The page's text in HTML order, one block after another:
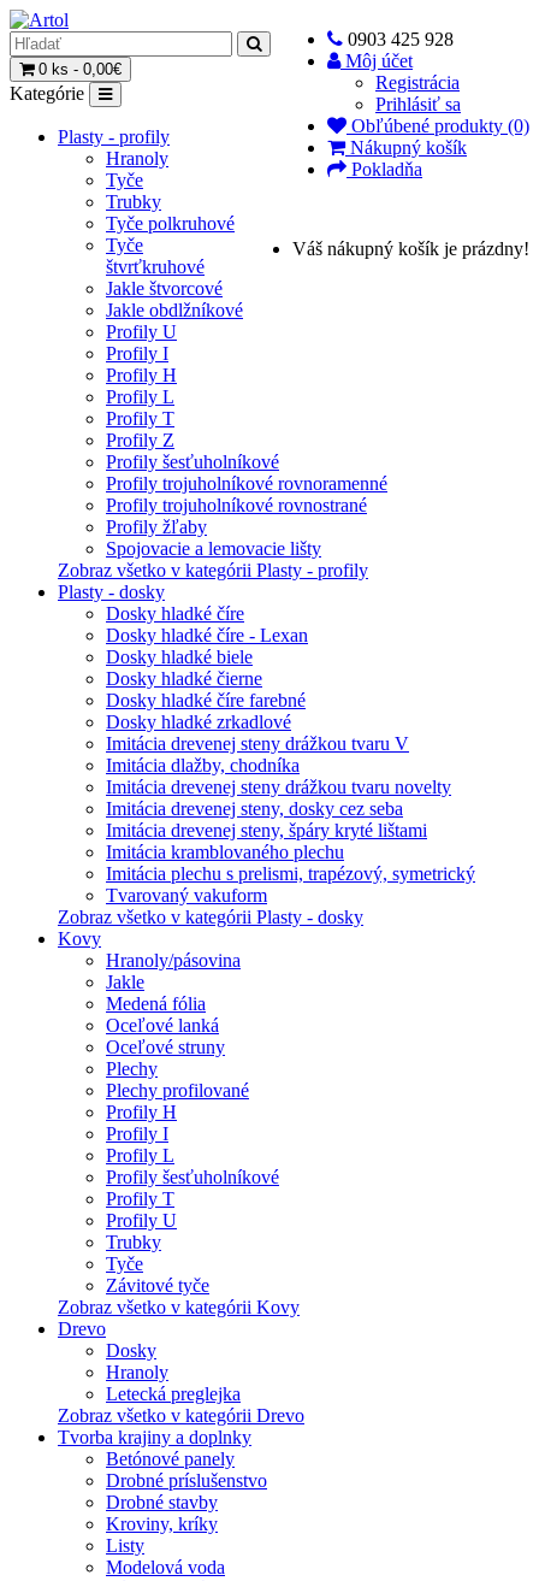
0903 425 928
Môj účet
Registrácia
Prihlásiť sa
Obľúbené produkty (0)
Nákupný košík
Pokladňa
0 ks - 0,00€
Váš nákupný košík je prázdny!
Kategórie
Plasty - profily
Hranoly
Tyče
Trubky
Tyče polkruhové
Tyče
štvrťkruhové
Jakle štvorcové
Jakle obdlžníkové
Profily U
Profily I
Profily H
Profily L
Profily T
Profily Z
Profily šesťuholníkové
Profily trojuholníkové rovnoramenné
Profily trojuholníkové rovnostrané
Profily žľaby
Spojovacie a lemovacie lišty
Zobraz všetko v kategórii Plasty - profily
Plasty - dosky
Dosky hladké číre
Dosky hladké číre - Lexan
Dosky hladké biele
Dosky hladké čierne
Dosky hladké číre farebné
Dosky hladké zrkadlové
Imitácia drevenej steny drážkou tvaru V
Imitácia dlažby, chodníka
Imitácia drevenej steny drážkou tvaru novelty
Imitácia drevenej steny, dosky cez seba
Imitácia drevenej steny, špáry kryté lištami
Imitácia kramblovaného plechu
Imitácia plechu s prelismi, trapézový, symetrický
Tvarovaný vakuform
Zobraz všetko v kategórii Plasty - dosky
Kovy
Hranoly/pásovina
Jakle
Medená fólia
Oceľové lanká
Oceľové struny
Plechy
Plechy profilované
Profily H
Profily I
Profily L
Profily šesťuholníkové
Profily T
Profily U
Trubky
Tyče
Závitové tyče
Zobraz všetko v kategórii Kovy
Drevo
Dosky
Hranoly
Letecká preglejka
Zobraz všetko v kategórii Drevo
Tvorba krajiny a doplnky
Betónové panely
Drobné príslušenstvo
Drobné stavby
Kroviny, kríky
Listy
Modelová voda